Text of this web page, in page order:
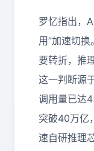
罗忆指出，
用”加速切
要转折，推
这一判断源
调用量已达
突破40万亿
速自研推理